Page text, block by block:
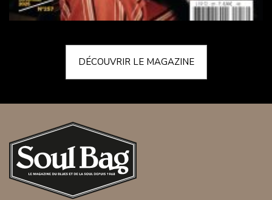
DÉCOUVRIR LE MAGAZINE